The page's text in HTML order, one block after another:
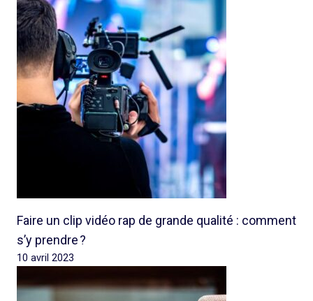
Faire un clip vidéo rap de grande qualité : comment
s’y prendre ?
10 avril 2023